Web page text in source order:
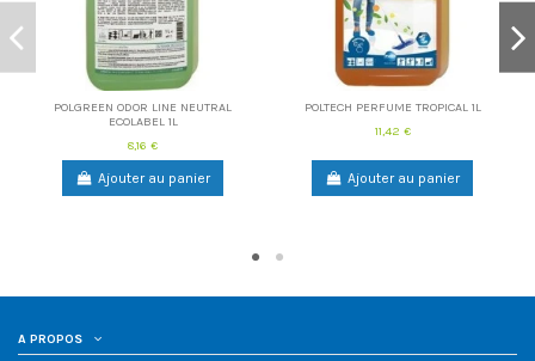
POLGREEN ODOR LINE NEUTRAL
ECOLABEL 1L
8,16 €
Ajouter au panier
POLTECH PERFUME TROPICAL 1L
11,42 €
Ajouter au panier
A PROPOS